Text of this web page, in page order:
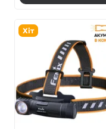
Хіт